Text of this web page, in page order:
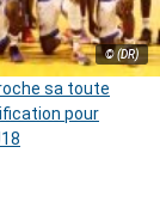
© (DR)
sa toute
pour